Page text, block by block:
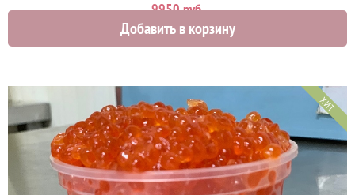
9950 руб.
Добавить в корзину
ХИТ